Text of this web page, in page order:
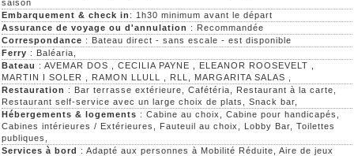
saison
Embarquement & check in : 1h30 minimum avant le départ
Assurance de voyage ou d'annulation : Recommandée
Correspondance : Bateau direct - sans escale - est disponible
Ferry : Baléaria,
Bateau : AVEMAR DOS , CECILIA PAYNE , ELEANOR ROOSEVELT ,
MARTIN I SOLER , RAMON LLULL , RLL, MARGARITA SALAS ,
Restauration : Bar terrasse extérieure, Cafétéria, Restaurant à la carte,
Restaurant self-service avec un large choix de plats, Snack bar,
Hébergements & logements : Cabine au choix, Cabine pour handicapés,
Cabines intérieures / Extérieures, Fauteuil au choix, Lobby Bar, Toilettes
publiques,
Services à bord : Adapté aux personnes à Mobilité Réduite, Aire de jeux